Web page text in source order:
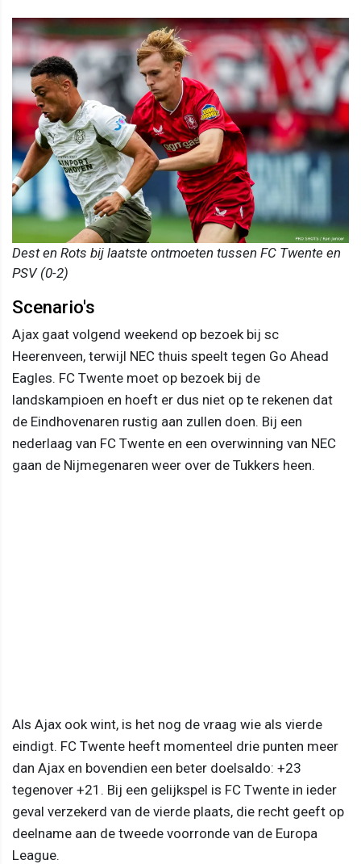
Dest en Rots bij laatste ontmoeten tussen FC Twente en
PSV (0-2)
Scenario's
Ajax gaat volgend weekend op bezoek bij sc
Heerenveen, terwijl NEC thuis speelt tegen Go Ahead
Eagles. FC Twente moet op bezoek bij de
landskampioen en hoeft er dus niet op te rekenen dat
de Eindhovenaren rustig aan zullen doen. Bij een
nederlaag van FC Twente en een overwinning van NEC
gaan de Nijmegenaren weer over de Tukkers heen.
Als Ajax ook wint, is het nog de vraag wie als vierde
eindigt. FC Twente heeft momenteel drie punten meer
dan Ajax en bovendien een beter doelsaldo: +23
tegenover +21. Bij een gelijkspel is FC Twente in ieder
geval verzekerd van de vierde plaats, die recht geeft op
deelname aan de tweede voorronde van de Europa
League.